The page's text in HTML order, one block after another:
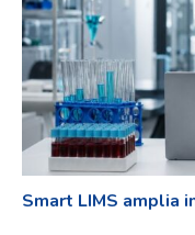
Smart LIMS amplia